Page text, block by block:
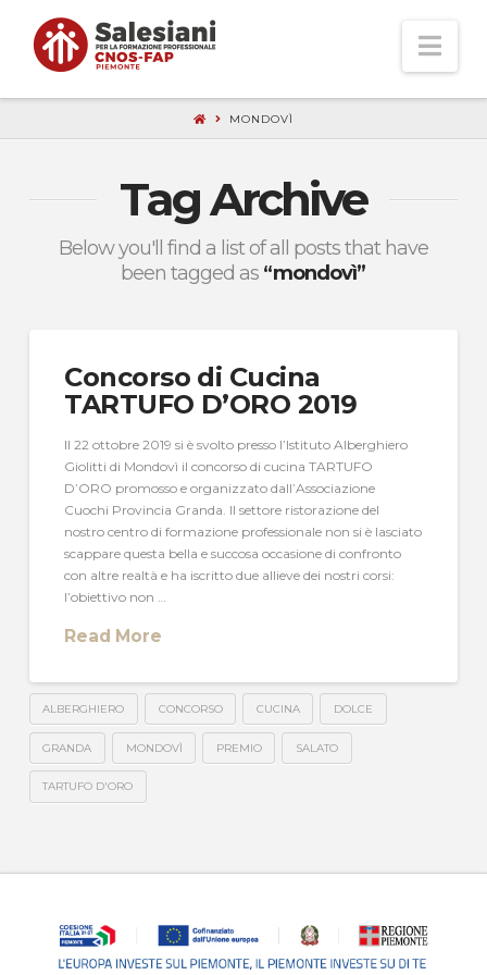
MONDOVÌ
Tag Archive
Below you'll find a list of all posts that have
been tagged as “mondovì”
Concorso di Cucina
TARTUFO D’ORO 2019
Il 22 ottobre 2019 si è svolto presso l’Istituto Alberghiero
Giolitti di Mondovì il concorso di cucina TARTUFO
D’ORO promosso e organizzato dall’Associazione
Cuochi Provincia Granda. Il settore ristorazione del
nostro centro di formazione professionale non si è lasciato
scappare questa bella e succosa occasione di confronto
con altre realtà e ha iscritto due allieve dei nostri corsi:
l’obiettivo non …
Read More
ALBERGHIERO CONCORSO CUCINA DOLCE
GRANDA MONDOVÌ PREMIO SALATO
TARTUFO D'ORO